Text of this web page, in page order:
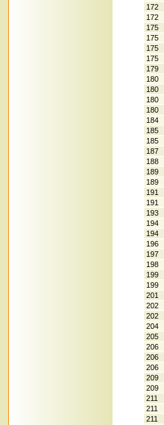
172
172
175
175
175
175
179
180
180
180
180
184
185
185
187
188
189
189
191
191
193
194
194
196
197
198
199
199
201
202
202
204
205
206
206
206
209
209
211
211
211